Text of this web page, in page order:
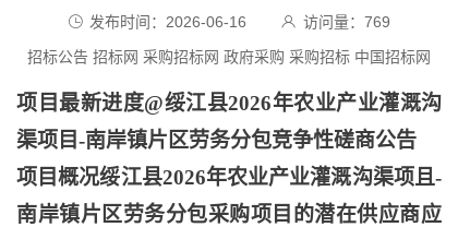
发布时间：2026-06-16 访问量： 769
招标公告 招标网 采购招标网 政府采购 采购招标 中国招标网
项目最新进度@绥江县2026年农业产业灌溉沟
渠项目-南岸镇片区劳务分包竞争性磋商公告
项目概况绥江县2026年农业产业灌溉沟渠项且-
南岸镇片区劳务分包采购项目的潜在供应商应